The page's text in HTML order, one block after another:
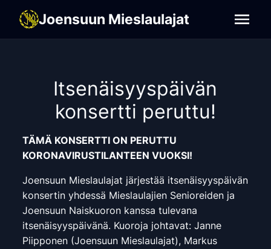
Joensuun Mieslaulajat
Joensuun Mieslaulajat
Itsenäisyyspäivän
konsertti peruttu!
TÄMÄ KONSERTTI ON PERUTTU
KORONAVIRUSTILANTEEN VUOKSI!
Joensuun Mieslaulajat järjestää itsenäisyyspäivän
konsertin yhdessä Mieslaulajien Senioreiden ja
Joensuun Naiskuoron kanssa tulevana
itsenäisyyspäivänä. Kuoroja johtavat: Janne
Piipponen (Joensuun Mieslaulajat), Markus